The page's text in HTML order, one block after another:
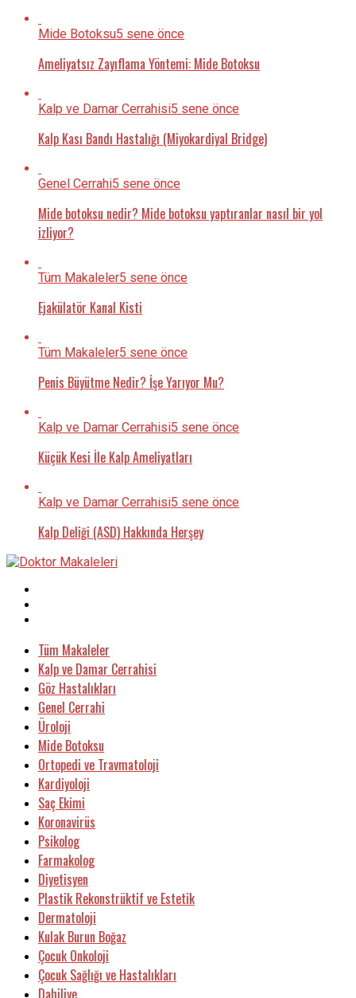
Mide Botoksu5 sene önce
Ameliyatsız Zayıflama Yöntemi: Mide Botoksu
Kalp ve Damar Cerrahisi5 sene önce
Kalp Kası Bandı Hastalığı (Miyokardiyal Bridge)
Genel Cerrahi5 sene önce
Mide botoksu nedir? Mide botoksu yaptıranlar nasıl bir yol
izliyor?
Tüm Makaleler5 sene önce
Ejakülatör Kanal Kisti
Tüm Makaleler5 sene önce
Penis Büyütme Nedir? İşe Yarıyor Mu?
Kalp ve Damar Cerrahisi5 sene önce
Küçük Kesi İle Kalp Ameliyatları
Kalp ve Damar Cerrahisi5 sene önce
Kalp Deliği (ASD) Hakkında Herşey
Tüm Makaleler
Kalp ve Damar Cerrahisi
Göz Hastalıkları
Genel Cerrahi
Üroloji
Mide Botoksu
Ortopedi ve Travmatoloji
Kardiyoloji
Saç Ekimi
Koronavirüs
Psikolog
Farmakolog
Diyetisyen
Plastik Rekonstrüktif ve Estetik
Dermatoloji
Kulak Burun Boğaz
Çocuk Onkoloji
Çocuk Sağlığı ve Hastalıkları
Dahiliye